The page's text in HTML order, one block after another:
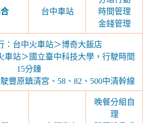
台中車站
時間管理
金錢管理
台中火車站＞博奇大飯店
站＞國立臺中科技大學，行駛時間
15分鐘
豐原鎮清宮、58、82、500中清幹線
晚餐分組自
理